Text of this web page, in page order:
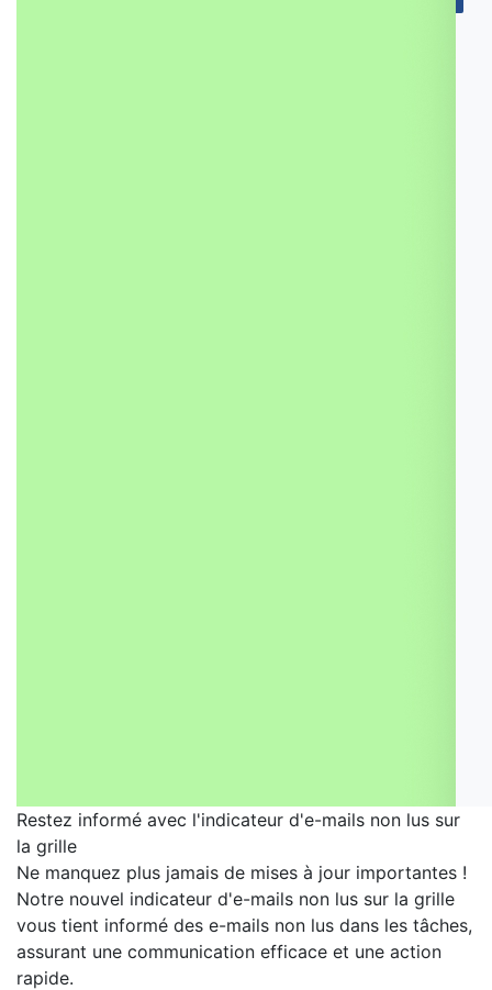
Restez informé avec l'indicateur d'e-mails non lus sur
la grille
Ne manquez plus jamais de mises à jour importantes !
Notre nouvel indicateur d'e-mails non lus sur la grille
vous tient informé des e-mails non lus dans les tâches,
assurant une communication efficace et une action
rapide.